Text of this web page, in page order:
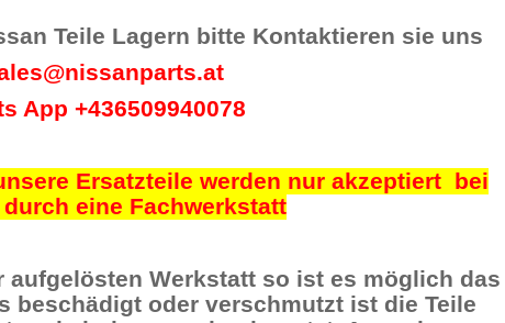
Teile Lagern bitte Kontaktieren sie uns
App +436509940078
Ersatzteile werden nur akzeptiert bei
eine Fachwerkstatt
aufgelösten Werkstatt so ist es möglich das
beschädigt oder verschmutzt ist die Teile